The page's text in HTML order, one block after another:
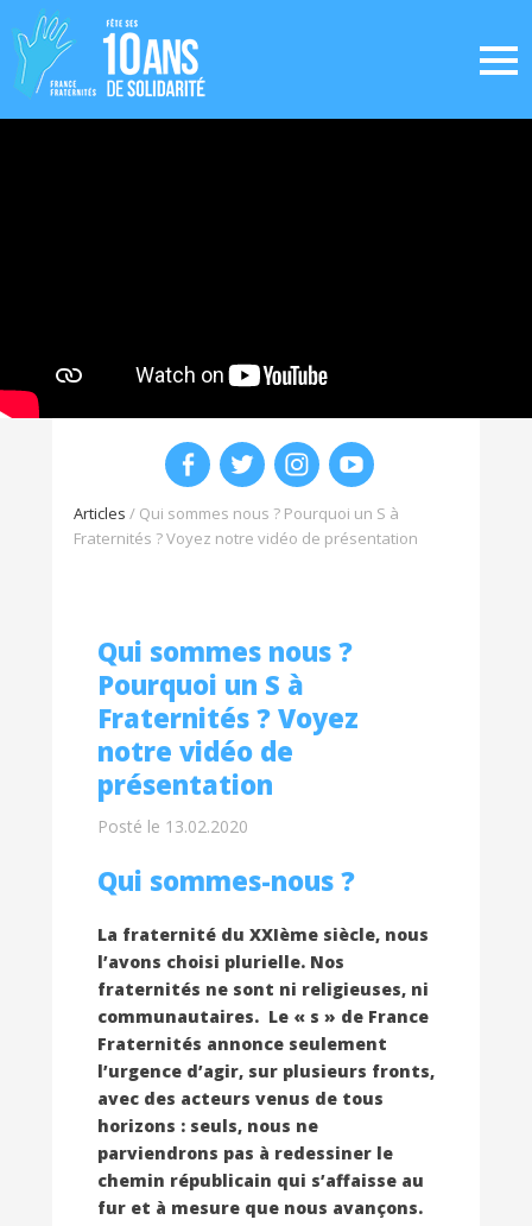
Articles / Qui sommes nous ? Pourquoi un S à
Fraternités ? Voyez notre vidéo de présentation
Qui sommes nous ?
Pourquoi un S à
Fraternités ? Voyez
notre vidéo de
présentation
Posté le 13.02.2020
Qui sommes-nous ?
La fraternité du XXIème siècle, nous
l’avons choisi plurielle. Nos
fraternités ne sont ni religieuses, ni
communautaires. Le « s » de France
Fraternités annonce seulement
l’urgence d’agir, sur plusieurs fronts,
avec des acteurs venus de tous
horizons : seuls, nous ne
parviendrons pas à redessiner le
chemin républicain qui s’affaisse au
fur et à mesure que nous avançons.